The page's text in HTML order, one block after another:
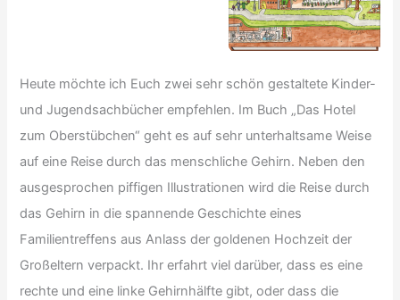
Heute möchte ich Euch zwei sehr schön gestaltete Kinder-
und Jugendsachbücher empfehlen. Im Buch „Das Hotel
zum Oberstübchen“ geht es auf sehr unterhaltsame Weise
auf eine Reise durch das menschliche Gehirn. Neben den
ausgesprochen piffigen Illustrationen wird die Reise durch
das Gehirn in die spannende Geschichte eines
Familientreffens aus Anlass der goldenen Hochzeit der
Großeltern verpackt. Ihr erfahrt viel darüber, dass es eine
rechte und eine linke Gehirnhälfte gibt, oder dass die